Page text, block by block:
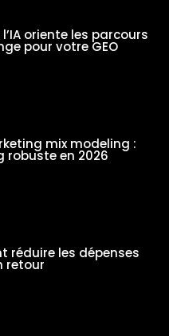
oriente les parcours
pour votre GEO
mix modeling :
robuste en 2026
réduire les dépenses
retour